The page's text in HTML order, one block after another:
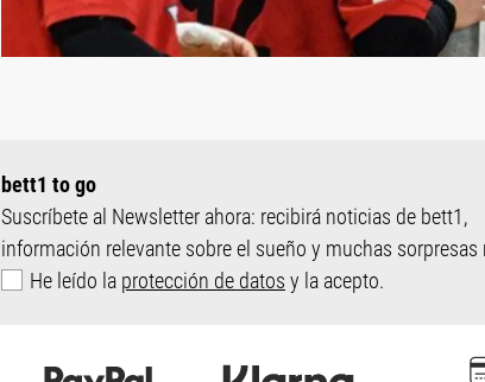
bett1 to go
Suscríbete al Newsletter ahora: recibirá noticias de bett1,
información relevante sobre el sueño y muchas sorpresas
He leído la protección de datos y la acepto.